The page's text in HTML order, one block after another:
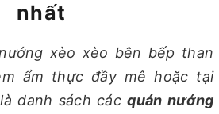
nhất
xèo xèo bên bếp than
ẩm thực đầy mê hoặc tại
là danh sách cácquán nướng